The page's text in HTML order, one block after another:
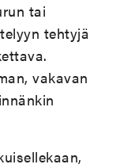
tai
tehtyjä
vakavan